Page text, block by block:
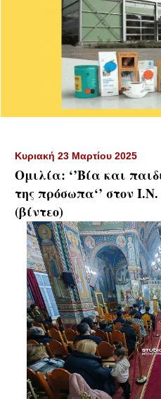
Κυριακή 23 Μαρτίου 2025
Ομιλία: ‘’Βία και
της πρόσωπα‘’ στον
(βίντεο)